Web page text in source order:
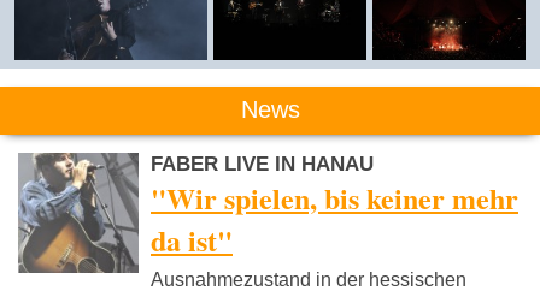
News
FABER LIVE IN HANAU
"Wir spielen, bis keiner mehr
da ist"
Ausnahmezustand in der hessischen